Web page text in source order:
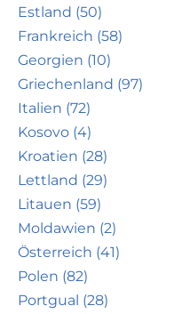
Estland (50)
Frankreich (58)
Georgien (10)
Griechenland (97)
Italien (72)
Kosovo (4)
Kroatien (28)
Lettland (29)
Litauen (59)
Moldawien (2)
Österreich (41)
Polen (82)
Portgual (28)